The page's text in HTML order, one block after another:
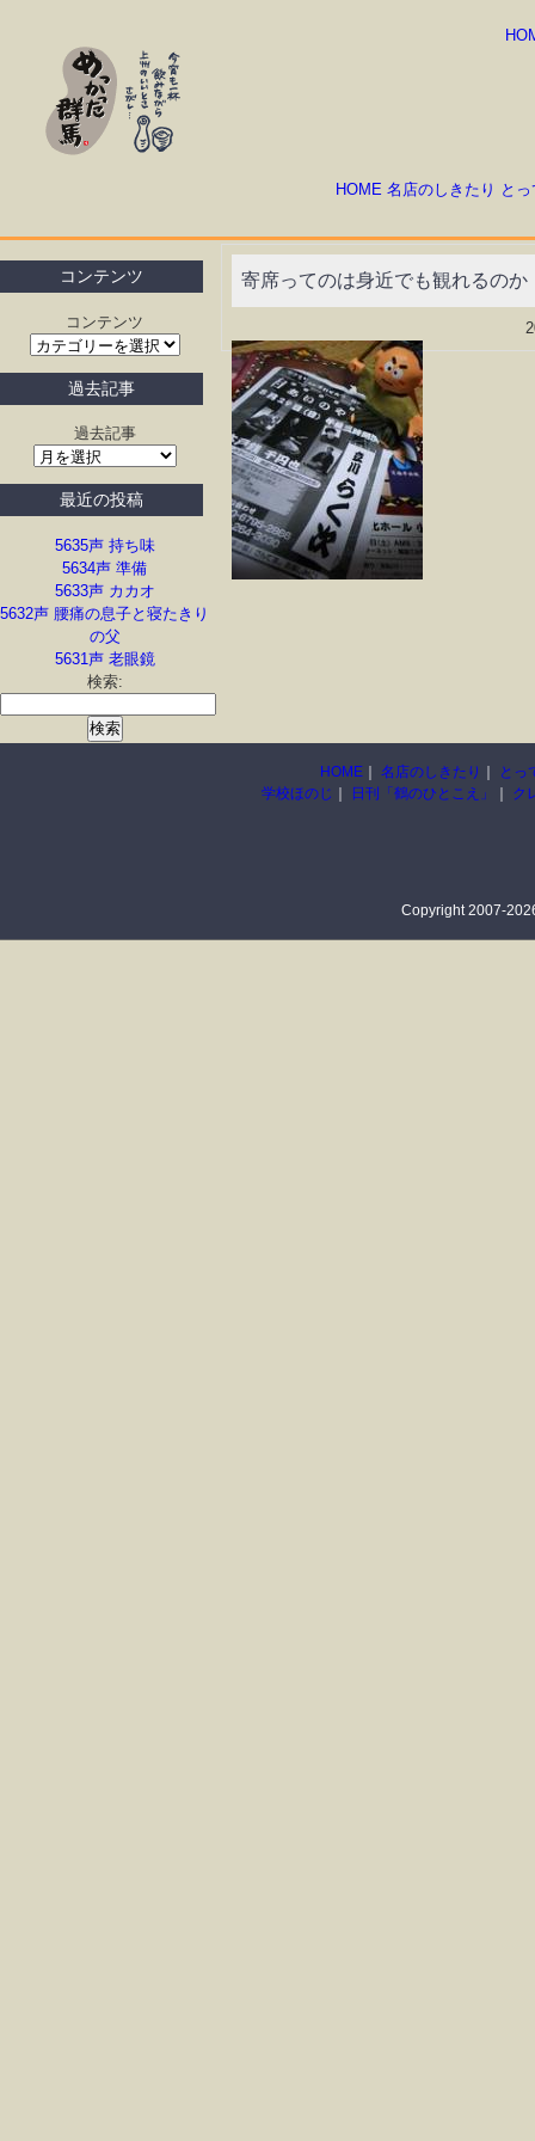
HOME 名店のしきたり と
コンテンツ
コンテンツ
過去記事
過去記事
最近の投稿
5635声 持ち味
5634声 準備
5633声 カカオ
5632声 腰痛の息子と寝たきり
の父
5631声 老眼鏡
検索:
寄席ってのは身近でも観れるのか
HOME ｜ 名店のしきたり ｜
とっ
学校ほのじ ｜ 日刊「鶴のひとこえ」 ｜ ク
Copyright 2007-